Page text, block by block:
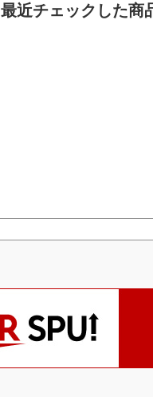
最近チェックした商